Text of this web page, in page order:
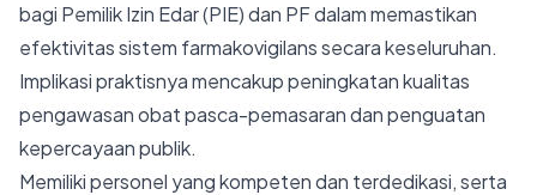
bagi Pemilik Izin Edar (PIE) dan PF dalam memastikan
efektivitas sistem farmakovigilans secara keseluruhan.
Implikasi praktisnya mencakup peningkatan kualitas
pengawasan obat pasca-pemasaran dan penguatan
kepercayaan publik.
Memiliki personel yang kompeten dan terdedikasi, serta